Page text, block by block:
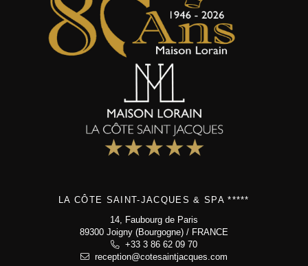
LA CÔTE SAINT-JACQUES & SPA *****
14, Faubourg de Paris
89300 Joigny (Bourgogne) / FRANCE
+33 3 86 62 09 70
reception@cotesaintjacques.com
Maison de Famille
Séminaires & Evènements
Offres & forfaits
Boutique et coffrets cadeaux
Environnement & Biodiversité
Galerie Photos
Contact & accès
Recrutement
La Côte Saint-Jacques & Spa *****
14, Faubourg de Paris
89300 Joigny (Bourgogne)